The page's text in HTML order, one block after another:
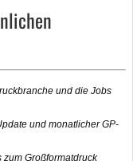
und die Jobs
und monatlicher GP-
zum Großformatdruck